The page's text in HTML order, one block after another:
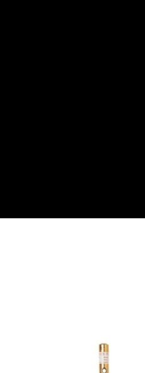
ajouter au panier